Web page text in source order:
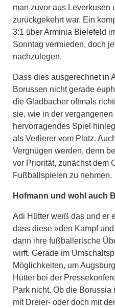
man zuvor aus Leverkusen
zurückgekehrt war. Ein
3:1 über Arminia Bielefeld
Sonntag vermieden, doch
nachzulegen.
Dass dies ausgerechnet in
Borussen nicht gerade
die Gladbacher oftmals
sie, wie in der
hervorragendes Spiel
als Verlierer vom Platz.
Vergnügen werden, denn
vor Priorität, zunächst dem
Fußballspielen zu nehmen.
Hofmann und wohl auch
Adi Hütter weiß das und er
dass diese »den Kampf
dann ihre fußballerische
wirft. Gerade im
Möglichkeiten, um
Hütter bei der
Park nicht. Ob die
mit Dreier- oder doch mit